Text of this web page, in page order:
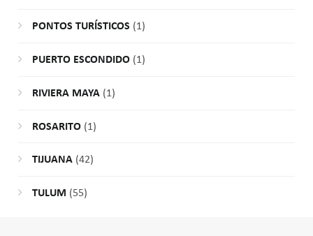
PONTOS TURÍSTICOS (1)
PUERTO ESCONDIDO(1)
RIVIERA MAYA(1)
ROSARITO(1)
TIJUANA(42)
TULUM (55)